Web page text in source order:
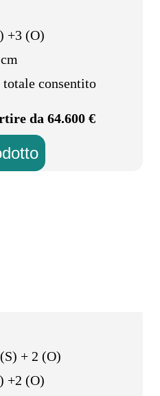
+3 (O)
totale consentito
da 64.600 €
+ 2 (O)
+2 (O)